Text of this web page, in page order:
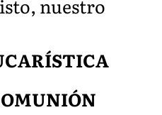
nuestro